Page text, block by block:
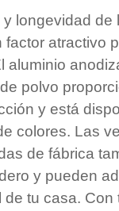
longevidad de
factor atractivo
aluminio
polvo
y está
colores. Las
de fábrica
y pueden
de tu casa. Con